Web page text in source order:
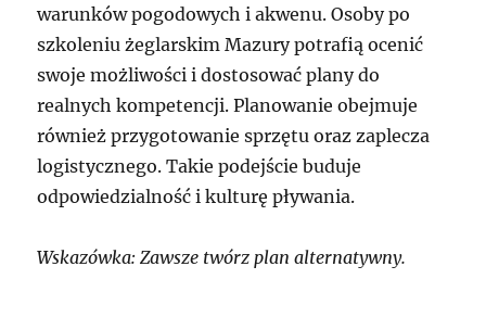
warunków pogodowych i akwenu. Osoby po
szkoleniu żeglarskim Mazury potrafią ocenić
swoje możliwości i dostosować plany do
realnych kompetencji. Planowanie obejmuje
również przygotowanie sprzętu oraz zaplecza
logistycznego. Takie podejście buduje
odpowiedzialność i kulturę pływania.
Wskazówka: Zawsze twórz plan alternatywny.